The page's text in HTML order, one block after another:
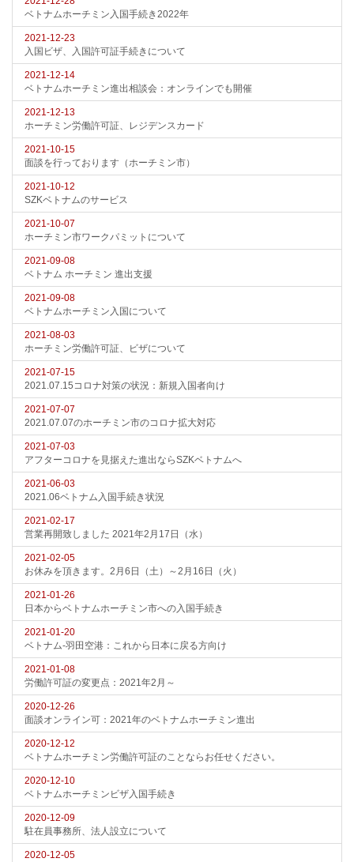
ベトナムホーチミン入国手続き2022年
2021-12-23
入国ビザ、入国許可証手続きについて
2021-12-14
ベトナムホーチミン進出相談会：オンラインでも開催
2021-12-13
ホーチミン労働許可証、レジデンスカード
2021-10-15
面談を行っております（ホーチミン市）
2021-10-12
SZKベトナムのサービス
2021-10-07
ホーチミン市ワークパミットについて
2021-09-08
ベトナム ホーチミン 進出支援
2021-09-08
ベトナムホーチミン入国について
2021-08-03
ホーチミン労働許可証、ビザについて
2021-07-15
2021.07.15コロナ対策の状況：新規入国者向け
2021-07-07
2021.07.07のホーチミン市のコロナ拡大対応
2021-07-03
アフターコロナを見据えた進出ならSZKベトナムへ
2021-06-03
2021.06ベトナム入国手続き状況
2021-02-17
営業再開致しました 2021年2月17日（水）
2021-02-05
お休みを頂きます。2月6日（土）～2月16日（火）
2021-01-26
日本からベトナムホーチミン市への入国手続き
2021-01-20
ベトナム-羽田空港：これから日本に戻る方向け
2021-01-08
労働許可証の変更点：2021年2月～
2020-12-26
面談オンライン可：2021年のベトナムホーチミン進出
2020-12-12
ベトナムホーチミン労働許可証のことならお任せください。
2020-12-10
ベトナムホーチミンビザ入国手続き
2020-12-09
駐在員事務所、法人設立について
2020-12-05